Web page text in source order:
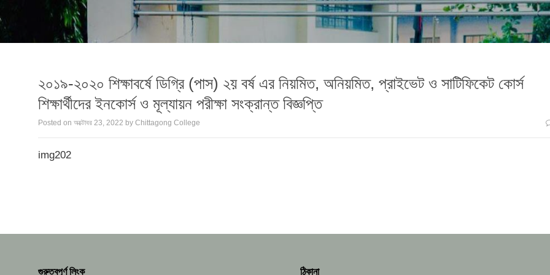
২০১৯-২০২০ শিক্ষাবর্ষে ডিগ্রি (পাস) ২য় বর্ষ এর নিয়মিত, অনিয়মিত, প্রাইভেট ও সাটিফিকেট কোর্স
শিক্ষার্থীদের ইনকোর্স ও মূল্যায়ন পরীক্ষা সংক্রান্ত বিজ্ঞপ্তি
Posted on অক্টোবর 23, 2022 by Chittagong College
img202
গুরুত্বপূর্ণ লিংক ঠিকানা